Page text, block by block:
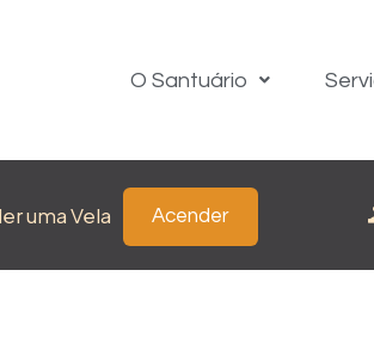
O Santuário
uma Vela Acender